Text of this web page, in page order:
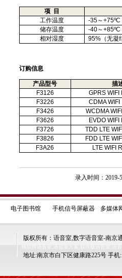
项
目
工作温度
-35～+75ºC
储存温度
-40～+85ºC
相对湿度
95% （无凝
订购信息
产品型号
描
F3126
GPRS WIFI
F3226
CDMA WIFI
F3426
WCDMA
F3626
EVDO WIFI
F3726
TDD LTE
F3826
FDD LTE
F3A26
LTE WIFI
录入时间：2019-
电子图书馆 手机信号屏蔽器 多媒体
版权所有：语音室,数字语音室-南京
纯软件语音室,语音室方案,软件版语音室,语
地址:南京市白下区健康路225号 手机